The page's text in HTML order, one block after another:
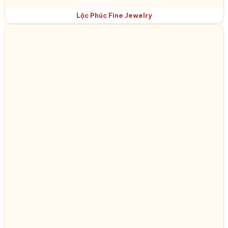
Lộc Phúc Fine Jewelry